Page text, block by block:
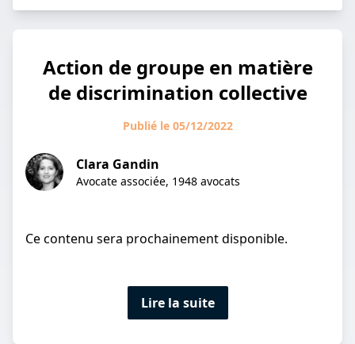
Action de groupe en matière
de discrimination collective
Publié le 05/12/2022
Clara Gandin
Avocate associée, 1948 avocats
Ce contenu sera prochainement disponible.
Lire la suite